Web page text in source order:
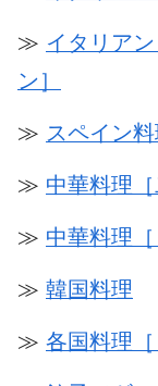
≫ イタリア
ン］
≫ スペイン料
≫ 中華料理
≫ 中華料理［
≫ 韓国料理
≫ 各国料理［